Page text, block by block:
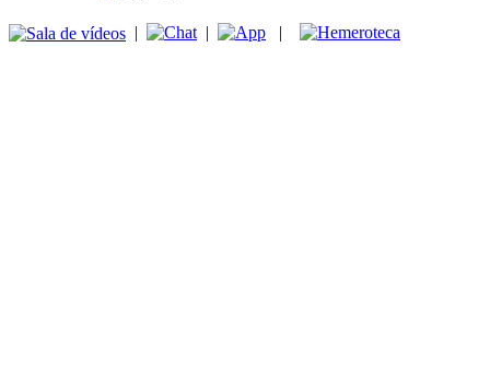
| | |